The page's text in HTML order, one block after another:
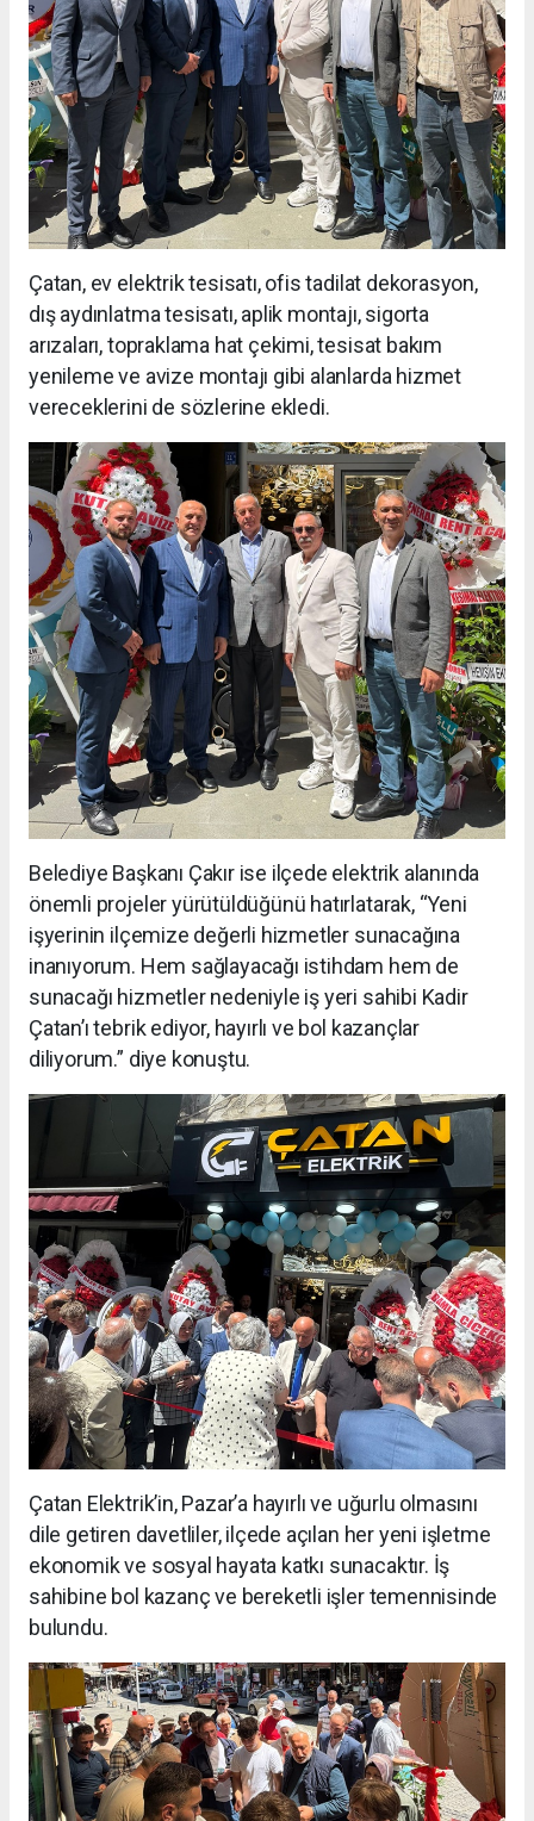
Çatan, ev elektrik tesisatı, ofis tadilat dekorasyon,
dış aydınlatma tesisatı, aplik montajı, sigorta
arızaları, topraklama hat çekimi, tesisat bakım
yenileme ve avize montajı gibi alanlarda hizmet
vereceklerini de sözlerine ekledi.
Belediye Başkanı Çakır ise ilçede elektrik alanında
önemli projeler yürütüldüğünü hatırlatarak, “Yeni
işyerinin ilçemize değerli hizmetler sunacağına
inanıyorum. Hem sağlayacağı istihdam hem de
sunacağı hizmetler nedeniyle iş yeri sahibi Kadir
Çatan’ı tebrik ediyor, hayırlı ve bol kazançlar
diliyorum.” diye konuştu.
Çatan Elektrik’in, Pazar’a hayırlı ve uğurlu olmasını
dile getiren davetliler, ilçede açılan her yeni işletme
ekonomik ve sosyal hayata katkı sunacaktır. İş
sahibine bol kazanç ve bereketli işler temennisinde
bulundu.